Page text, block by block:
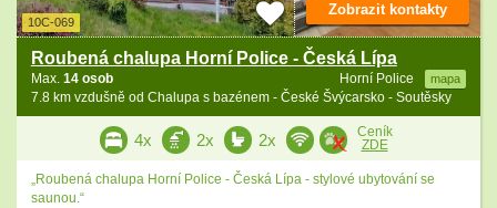
10C-069
Roubená chalupa Horní Police - Česká Lípa
Horní Police mapa
Max. 14 osob
7.8 km vzdušně od Chalupa s bazénem - České Švýcarsko - Soutěsky
Zobrazit kontakty
4x 2x 2x
Ceník
ZDE
„Roubená chalupa Horní Police - Česká Lípa - stylové ubytování se
saunou.“